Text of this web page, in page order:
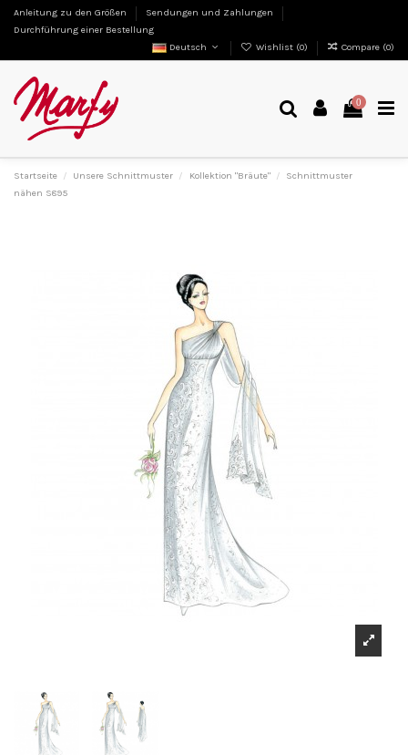
Anleitung zu den Größen
Sendungen und Zahlungen
Durchführung einer Bestellung
Deutsch
Wishlist (0) Compare (0)
0
Startseite Unsere Schnittmuster Kollektion "Bräute"
Schnittmuster
nähen S895